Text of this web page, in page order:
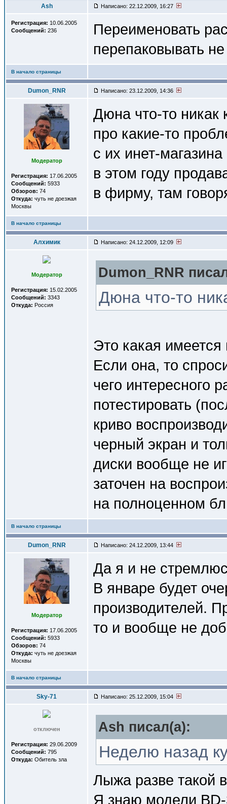
Ash Написано: 22.12.2009, 16:27
Регистрация: 10.06.2005
Сообщений: 236
Переименовать
перепаковывать
В начало страницы
Dumon_RNR Написано: 23.12.2009, 14:36
Модератор
Регистрация: 17.06.2005
Сообщений: 5933
Обзоров: 74
Откуда: чуть не доезжая
Москвы
Дюна что-то никак
про какие-то
с их инет-
в этом году
в фирму, там
В начало страницы
Алхимик Написано: 24.12.2009, 12:09
Модератор
Регистрация: 15.02.2005
Сообщений: 3343
Откуда: Россия
Dumon_RNR
Дюна что-то
Это какая
Если она, то
чего интересного
потестировать
криво
черный экран и
диски вообще не
заточен на
на полноценном
В начало страницы
Dumon_RNR Написано: 24.12.2009, 13:44
Модератор
Регистрация: 17.06.2005
Сообщений: 5933
Обзоров: 74
Откуда: чуть не доезжая
Москвы
Да я и не
В январе будет
производителей.
то и вообще не
В начало страницы
Sky-71 Написано: 25.12.2009, 15:04
отключен
Регистрация: 29.06.2009
Сообщений: 795
Откуда: Обитель зла
Ash писал(a):
Неделю назад
Лыжа разве такой
Я знаю модели